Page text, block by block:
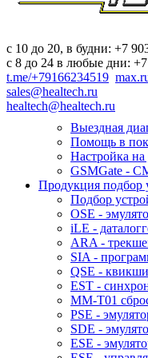
c 10 до 20, в будни: +7
с 8 до 24 в любые дни:
t.me/+79166234519
sales@healtech.ru
healtech@healtech.ru
Выездная
Помощь в
Настройка на
GSMGate -
Продукция подбор
Подбор
OSE -
iLE -
ARA -
SIA -
QSE -
EST -
MM-T01
PSE -
SDE -
ESE -